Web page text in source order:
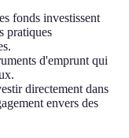
fonds investissent
pratiques
d'emprunt qui
directement dans
envers des